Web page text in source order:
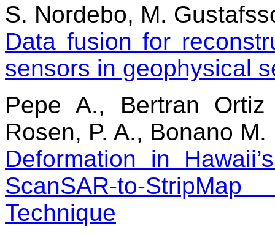
S. Nordebo, M.
Data fusion for
sensors in geophysical
Pepe A., Bertran
Rosen, P. A., Bonano M.
Deformation in
ScanSAR-to-
Technique